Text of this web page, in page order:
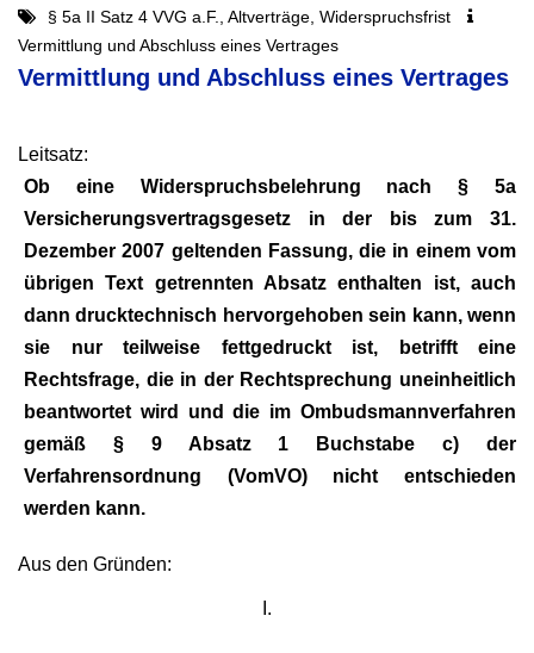
§ 5a II Satz 4 VVG a.F., Altverträge, Widerspruchsfrist
Vermittlung und Abschluss eines Vertrages
Vermittlung und Abschluss eines Vertrages
Leitsatz:
Ob eine Widerspruchsbelehrung nach § 5a
Versicherungsvertragsgesetz in der bis zum 31.
Dezember 2007 geltenden Fassung, die in einem vom
übrigen Text getrennten Absatz enthalten ist, auch
dann drucktechnisch hervorgehoben sein kann, wenn
sie nur teilweise fettgedruckt ist, betrifft eine
Rechtsfrage, die in der Rechtsprechung uneinheitlich
beantwortet wird und die im Ombudsmannverfahren
gemäß § 9 Absatz 1 Buchstabe c) der
Verfahrensordnung (VomVO) nicht entschieden
werden kann.
Aus den Gründen:
I.